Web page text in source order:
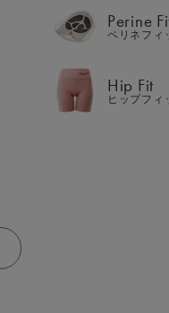
AMBASSADOR
ブランド パートナー
Perine
ペリネフィ
Hip Fit
ヒップフィ